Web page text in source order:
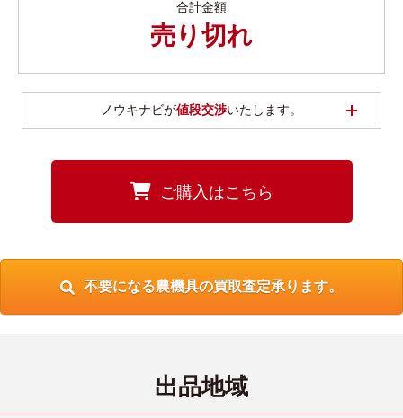
合計金額
売り切れ
ノウキナビが値段交渉いたします。
ご購入はこちら
不要になる農機具の買取査定承ります。
出品地域